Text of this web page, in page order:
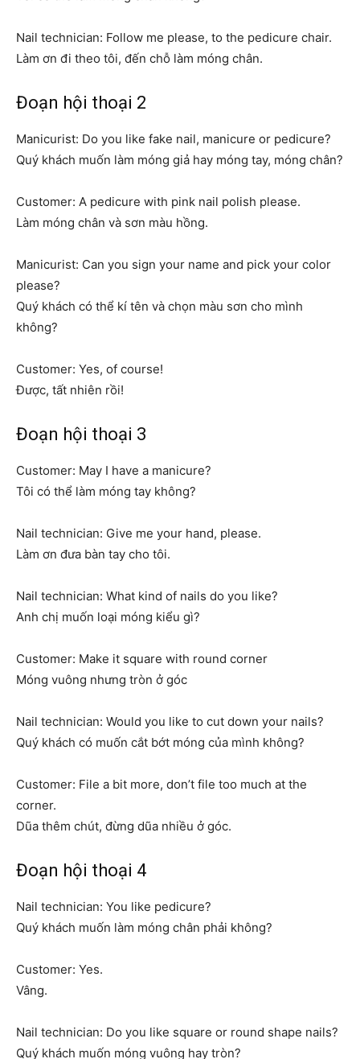
Nail technician: Follow me please, to the pedicure chair.
Làm ơn đi theo tôi, đến chỗ làm móng chân.
Đoạn hội thoại 2
Manicurist: Do you like fake nail, manicure or pedicure?
Quý khách muốn làm móng giả hay móng tay, móng chân?
Customer: A pedicure with pink nail polish please.
Làm móng chân và sơn màu hồng.
Manicurist: Can you sign your name and pick your color
please?
Quý khách có thể kí tên và chọn màu sơn cho mình
không?
Customer: Yes, of course!
Được, tất nhiên rồi!
Đoạn hội thoại 3
Customer: May I have a manicure?
Tôi có thể làm móng tay không?
Nail technician: Give me your hand, please.
Làm ơn đưa bàn tay cho tôi.
Nail technician: What kind of nails do you like?
Anh chị muốn loại móng kiểu gì?
Customer: Make it square with round corner
Móng vuông nhưng tròn ở góc
Nail technician: Would you like to cut down your nails?
Quý khách có muốn cắt bớt móng của mình không?
Customer: File a bit more, don’t file too much at the
corner.
Dũa thêm chút, đừng dũa nhiều ở góc.
Đoạn hội thoại 4
Nail technician: You like pedicure?
Quý khách muốn làm móng chân phải không?
Customer: Yes.
Vâng.
Nail technician: Do you like square or round shape nails?
Quý khách muốn móng vuông hay tròn?